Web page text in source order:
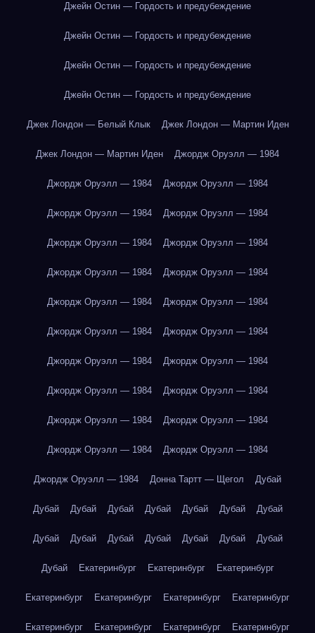
Джейн Остин — Гордость и предубеждение
Джейн Остин — Гордость и предубеждение
Джейн Остин — Гордость и предубеждение
Джейн Остин — Гордость и предубеждение
Джек Лондон — Белый Клык Джек Лондон — Мартин Иден
Джек Лондон — Мартин Иден Джордж Оруэлл — 1984
Джордж Оруэлл — 1984 Джордж Оруэлл — 1984
Джордж Оруэлл — 1984 Джордж Оруэлл — 1984
Джордж Оруэлл — 1984 Джордж Оруэлл — 1984
Джордж Оруэлл — 1984 Джордж Оруэлл — 1984
Джордж Оруэлл — 1984 Джордж Оруэлл — 1984
Джордж Оруэлл — 1984 Джордж Оруэлл — 1984
Джордж Оруэлл — 1984 Джордж Оруэлл — 1984
Джордж Оруэлл — 1984 Джордж Оруэлл — 1984
Джордж Оруэлл — 1984 Джордж Оруэлл — 1984
Джордж Оруэлл — 1984 Джордж Оруэлл — 1984
Джордж Оруэлл — 1984 Донна Тартт — Щегол Дубай
Дубай Дубай Дубай Дубай Дубай Дубай Дубай
Дубай Дубай Дубай Дубай Дубай Дубай Дубай
Дубай Екатеринбург Екатеринбург Екатеринбург
Екатеринбург Екатеринбург Екатеринбург Екатеринбург
Екатеринбург Екатеринбург Екатеринбург Екатеринбург